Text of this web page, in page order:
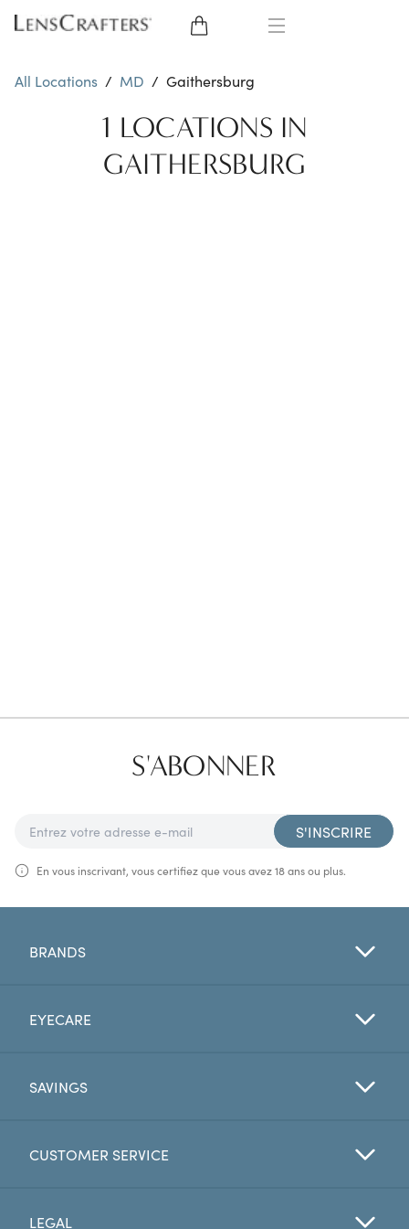
EYE GLASSES
SUNGLASSES
CONTACT LENSES
All Locations / MD / Gaithersburg
1 LOCATIONS IN
GAITHERSBURG
S'ABONNER
S'INSCRIRE
En vous inscrivant, vous certifiez que vous avez 18 ans ou plus.
BRANDS
EYECARE
SAVINGS
CUSTOMER SERVICE
LEGAL